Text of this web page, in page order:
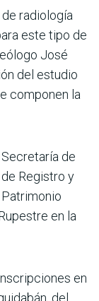
radiología
este tipo de
José
del estudio
componen la
de
de Registro y
en la
en
del